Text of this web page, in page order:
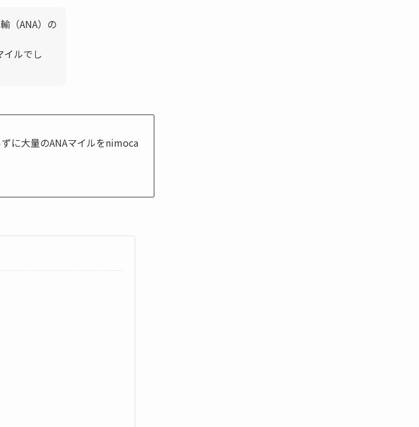
（ANA）の
ルでし
に大量のANAマイルをnimoca